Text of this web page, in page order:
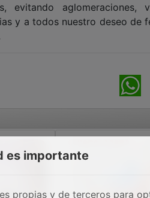
evitando aglomeraciones,
y a todos nuestro deseo de
es importante
propias y de terceros para